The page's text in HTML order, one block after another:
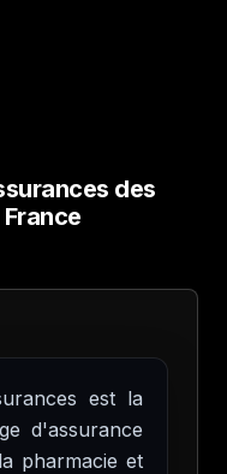
des
est la
d'assurance
pharmacie et